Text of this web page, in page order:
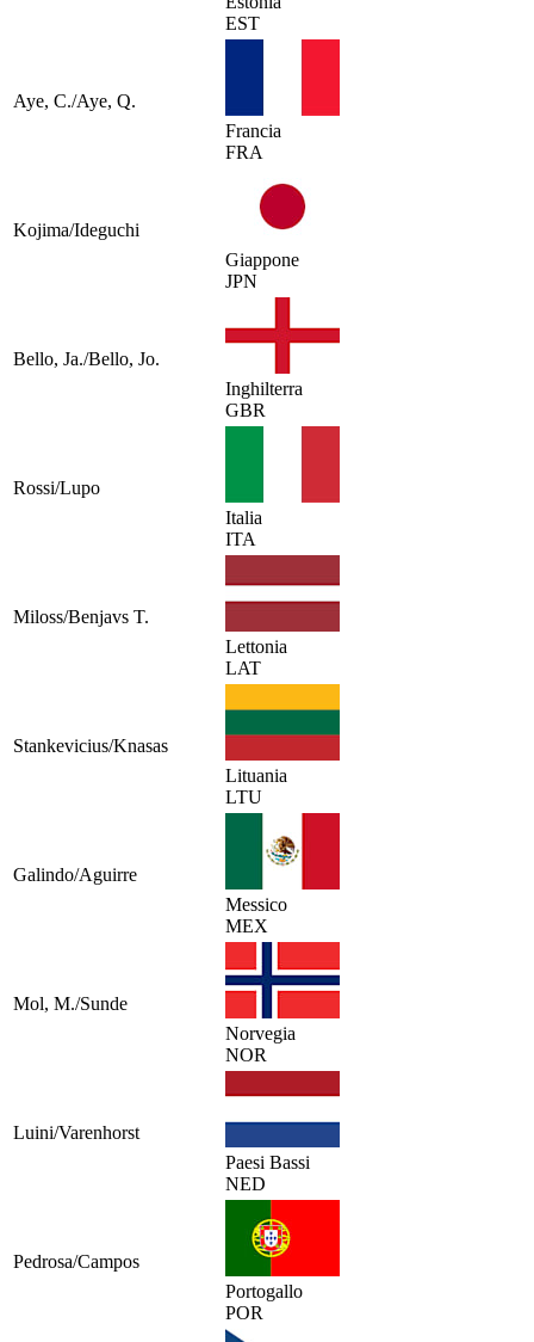
EST
Aye, C./Aye, Q.
Francia
FRA
Kojima/Ideguchi
Giappone
JPN
Bello, Ja./Bello, Jo.
Inghilterra
GBR
Rossi/Lupo
Italia
ITA
Miloss/Benjavs T.
Lettonia
LAT
Stankevicius/Knasas
Lituania
LTU
Galindo/Aguirre
Messico
MEX
Mol, M./Sunde
Norvegia
NOR
Luini/Varenhorst
Paesi Bassi
NED
Pedrosa/Campos
Portogallo
POR